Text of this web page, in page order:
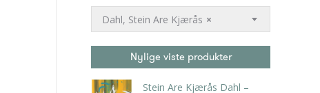
×
Dahl, Stein Are Kjærås
Nylige viste produkter
Stein Are Kjærås Dahl –